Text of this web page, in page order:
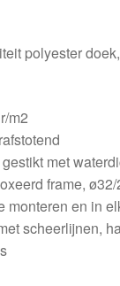
polyester
m2
met
frame,
monteren en in
scheerlijnen,